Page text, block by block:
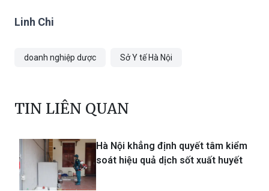
Linh Chi
doanh nghiệp dược Sở Y tế Hà Nội
TIN LIÊN QUAN
Hà Nội khẳng định quyết tâm kiểm
soát hiệu quả dịch sốt xuất huyết